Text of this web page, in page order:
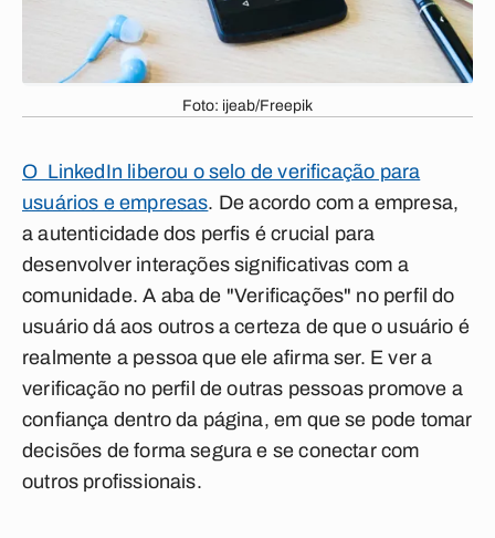
Foto: ijeab/Freepik
O LinkedIn liberou o selo de verificação para
usuários e empresas. De acordo com a empresa,
a autenticidade dos perfis é crucial para
desenvolver interações significativas com a
comunidade. A aba de "Verificações" no perfil do
usuário dá aos outros a certeza de que o usuário é
realmente a pessoa que ele afirma ser. E ver a
verificação no perfil de outras pessoas promove a
confiança dentro da página, em que se pode tomar
decisões de forma segura e se conectar com
outros profissionais.